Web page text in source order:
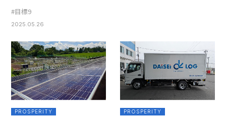
#目標9
2025.05.26
PROSPERITY PROSPERITY